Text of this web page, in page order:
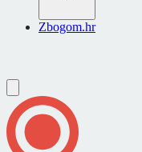
Zbogom.hr